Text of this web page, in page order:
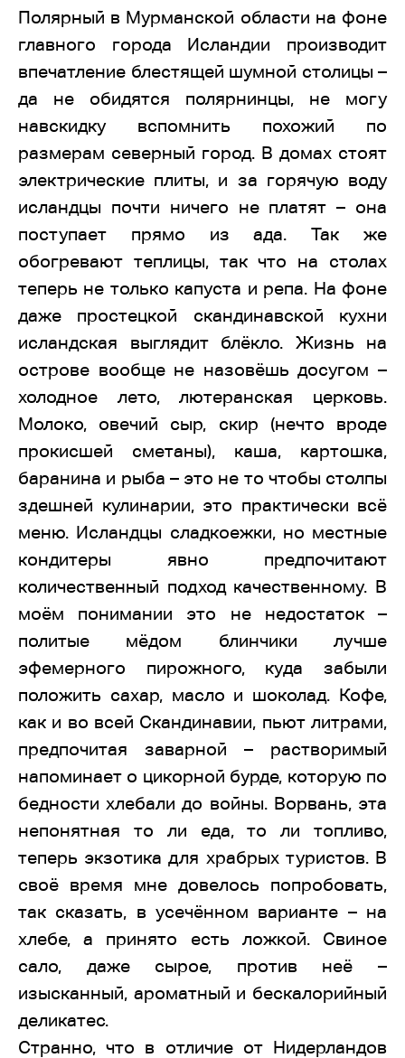
Полярный в Мурманской области на фоне
главного города Исландии производит
впечатление блестящей шумной столицы –
да не обидятся полярнинцы, не могу
навскидку вспомнить похожий по
размерам северный город. В домах стоят
электрические плиты, и за горячую воду
исландцы почти ничего не платят – она
поступает прямо из ада. Так же
обогревают теплицы, так что на столах
теперь не только капуста и репа. На фоне
даже простецкой скандинавской кухни
исландская выглядит блёкло. Жизнь на
острове вообще не назовёшь досугом –
холодное лето, лютеранская церковь.
Молоко, овечий сыр, скир (нечто вроде
прокисшей сметаны), каша, картошка,
баранина и рыба – это не то чтобы столпы
здешней кулинарии, это практически всё
меню. Исландцы сладкоежки, но местные
кондитеры явно предпочитают
количественный подход качественному. В
моём понимании это не недостаток –
политые мёдом блинчики лучше
эфемерного пирожного, куда забыли
положить сахар, масло и шоколад. Кофе,
как и во всей Скандинавии, пьют литрами,
предпочитая заварной – растворимый
напоминает о цикорной бурде, которую по
бедности хлебали до войны. Ворвань, эта
непонятная то ли еда, то ли топливо,
теперь экзотика для храбрых туристов. В
своё время мне довелось попробовать,
так сказать, в усечённом варианте – на
хлебе, а принято есть ложкой. Свиное
сало, даже сырое, против неё –
изысканный, ароматный и бескалорийный
деликатес.
Странно, что в отличие от Нидерландов